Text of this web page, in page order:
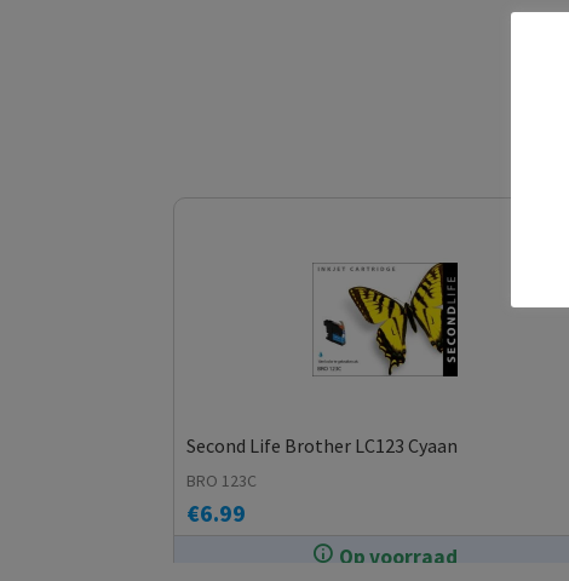
Op voorraad
Second Life Brother LC123 Cyaan
€6.99
BRO 123C